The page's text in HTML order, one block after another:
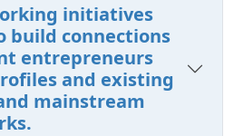
initiatives
build connections
entrepreneurs
and existing
mainstream